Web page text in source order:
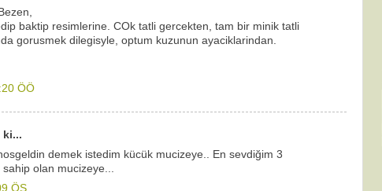
baktip resimlerine. COk tatli gercekten, tam bir minik tatli
gorusmek dilegisyle, optum kuzunun ayaciklarindan.
ÖÖ
ki...
demek istedim kücük mucizeye.. En sevdiğim 3
sahip olan mucizeye...
ÖS